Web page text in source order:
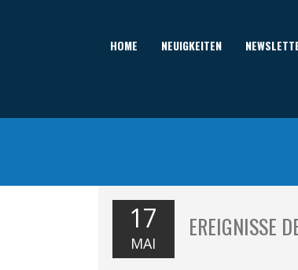
HOME NEUIGKEITEN
17
MAI
EREIGNISSE